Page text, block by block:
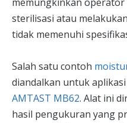
sterilisasi atau
tidak memenuhi
Salah satu contoh
diandalkan untuk
AMTAST MB62. Alat ini
hasil pengukuran yang